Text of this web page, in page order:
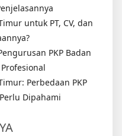
untuk PT, CV, dan
PKP Badan
Perbedaan PKP
Dipahami